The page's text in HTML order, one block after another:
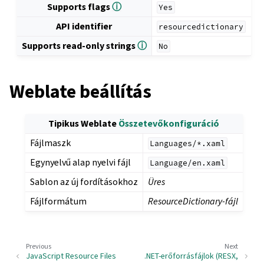
Supports flagsⓘ Yes
API identifier resourcedictionary
Supports read-only stringsⓘ No
Weblate beállítás
Tipikus WeblateÖsszetevőkonfiguráció
Fájlmaszk
Languages/*.xaml
Egynyelvű alap nyelvi fájl Language/en.xaml
Sablon az új fordításokhoz
Üres
Fájlformátum
ResourceDictionary-fájl
Next
.NET-erőforrásfájlok (RESX,
Previous
JavaScript Resource Files